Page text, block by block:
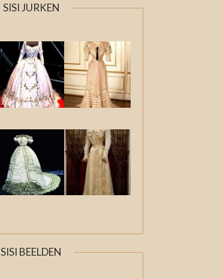
SISI JURKEN
SISI BEELDEN